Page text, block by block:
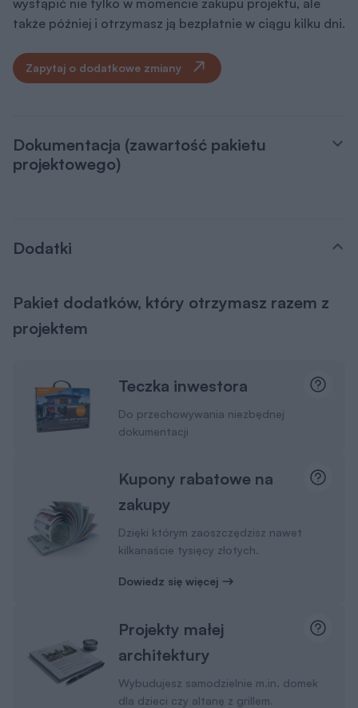
także później i otrzymasz ją bezpłatnie w ciągu kilku dni.
Zapytaj o dodatkowe zmiany
Dokumentacja (zawartość pakietu
projektowego)
Dodatki
Pakiet dodatków, który otrzymasz razem z
projektem
Teczka inwestora
Do przechowywania niezbędnej
dokumentacji
Kupony rabatowe na
zakupy
Dzięki którym zaoszczędzisz nawet
kilkanaście tysięcy złotych.
Dowiedz się więcej
Projekty małej
architektury
Wybudujesz samodzielnie m.in. domek
dla dzieci czy altanę z grillem.